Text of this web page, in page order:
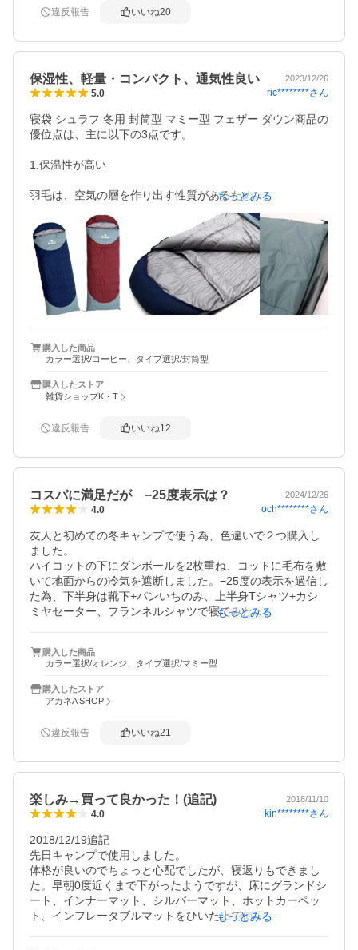
後にはなっていたと考えると、この価格帯、この広告表記
ただ、どー考えても「-25℃」ではなく、使用温度の記載が
とすると先にベルトが千切れる（一本、ぶちぶちーと音を
立てたのでもう圧縮は怖くて使えない）の2点から星は４か
な。
違反報告 いいね20
保湿性、軽量・コンパクト、通気性良い 2023/12/26
5.0 ric********さん
寝袋 シュラフ 冬用 封筒型 マミー型 フェザー ダウン商品の
優位点は、主に以下の3点です。
1.保温性が高い
羽毛は、空気の層を作り出す性質があるため、空気を逃が
しにくく、断熱効果が高いです。そのため、ダウン寝袋
は、他の素材の寝袋に比べて保温性に優れています。
2.軽量でコンパクト
ダウンは、フェザーと比べて体積が小さいため、同じ保温
性を確保する場合、フェザーよりもダウンを詰める量が少
なくて済みます。そのため、ダウン寝袋は、フェザー寝袋
3.通気性が良い
羽毛は、通気性が良いため、寝袋内を蒸れさせにくく、快
具体的には、-10℃以下の気温でも暖かく過ごせる商品や、
返りがしやすい、マミー型は保温性が高いなどの特徴があ
ります。
ただし、ダウン寝袋は、フェザー寝袋に比べて高価な傾向
があります。また、羽毛は湿気に弱いため、雨や雪の日は
もっとみる
購入した商品
カラー選択/コーヒー、タイプ選択/封筒型
購入したストア
雑貨ショップK・T
違反報告 いいね12
コスパに満足だが −25度表示は？ 2024/12/26
4.0 och********さん
友人と初めての冬キャンプで使う為、色違いで２つ購入し
ました。
ハイコットの下にダンボールを2枚重ね、コットに毛布を敷
いて地面からの冷気を遮断しました。−25度の表示を過信し
た為、下半身は靴下+パンいちのみ、上半身Tシャツ+カシ
ミヤセーター、フランネルシャツで寝てみたところ暖かく
こんで寝ていた友人は何とか寝れていたのでこれからは過
信しないようにします。それでも−25度には耐えられないか
な…
シュラフを入れる時、袋がキツキツでなので大変でした。
章などを詳しく見ずに購入した為、同色を同時購入すると
きませんでしたが、色違いでも左右異なるファスナーセッ
試したところちゃんと連結出来ました。
もっとみる
購入した商品
カラー選択/オレンジ、タイプ選択/マミー型
購入したストア
アカネA SHOP
違反報告 いいね21
楽しみ→買って良かった！(追記) 2018/11/10
4.0 kin********さん
2018/12/19追記
先日キャンプで使用しました。
体格が良いのでちょっと心配でしたが、寝返りもできまし
た。早朝0度近くまで下がったようですが、床にグランドシ
ート、インナーマット、シルバーマット、ホットカーペッ
ト、インフレータブルマットをひいた上で使用し、問題な
もっとみる